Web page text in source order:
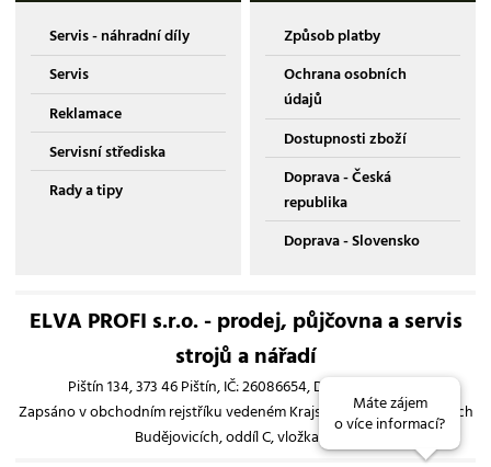
Servis - náhradní díly
Servis
Reklamace
Servisní střediska
Rady a tipy
Způsob platby
Ochrana osobních
údajů
Dostupnosti zboží
Doprava - Česká
republika
Doprava - Slovensko
ELVA PROFI s.r.o. - prodej, půjčovna a servis
strojů a nářadí
Pištín 134, 373 46 Pištín, IČ: 26086654, DIČ: CZ26086654
Zapsáno v obchodním rejstříku vedeném Krajským soudem v Českých
Budějovicích, oddíl C, vložka 13193
Máte zájem
o více informací?